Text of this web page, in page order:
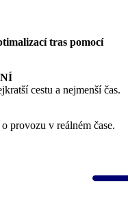
tras pomocí
cestu a nejmenší čas.
provozu v reálném čase.